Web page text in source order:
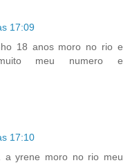
17:09
18 anos moro no rio e
meu numero e
17:10
yrene moro no rio meu